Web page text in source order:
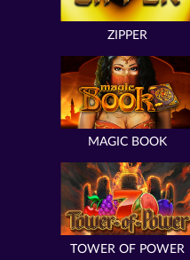
ZIPPER
MAGIC BOOK
TOWER OF POWER